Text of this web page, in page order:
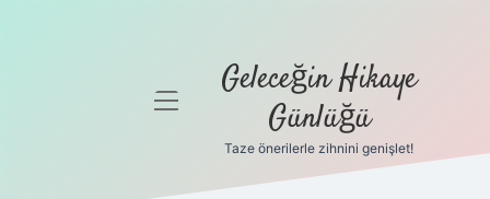
menüyü Geleceğin Hikaye
Günlüğü
Taze önerilerle zihnini genişlet!